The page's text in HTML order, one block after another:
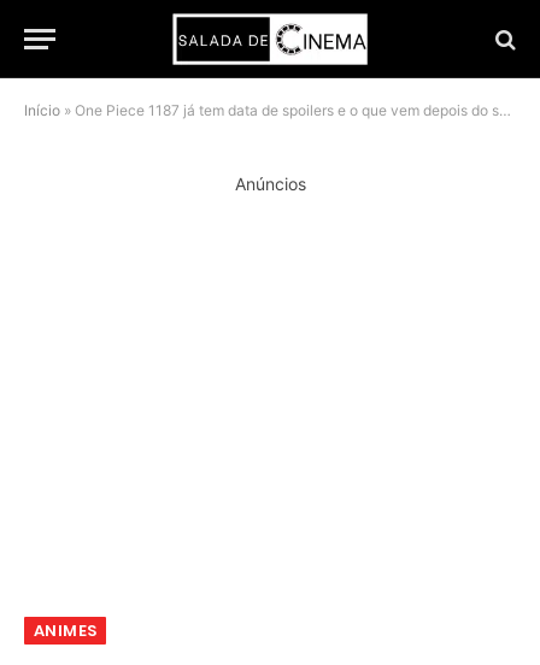
Início » One Piece 1187 já tem data de spoilers e o que vem depois do soco de Luffy em Imu promete mudar o confronto
Anúncios
ANIMES